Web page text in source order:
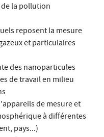
la pollution
reposent la mesure
et particulaires
des nanoparticules
de travail en milieu
de mesure et
à différentes
pays...)